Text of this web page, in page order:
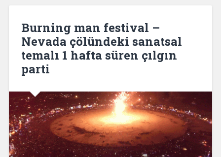
Burning man festival –
Nevada çölündeki sanatsal
temalı 1 hafta süren çılgın
parti